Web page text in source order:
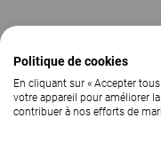
Politique de cookies
En cliquant sur « Accepter
votre appareil pour améliorer
contribuer à nos efforts de